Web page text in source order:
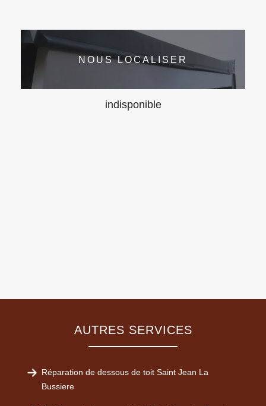
NOUS LOCALISER
indisponible
AUTRES SERVICES
Réparation de dessous de toit Saint Jean La
Bussiere